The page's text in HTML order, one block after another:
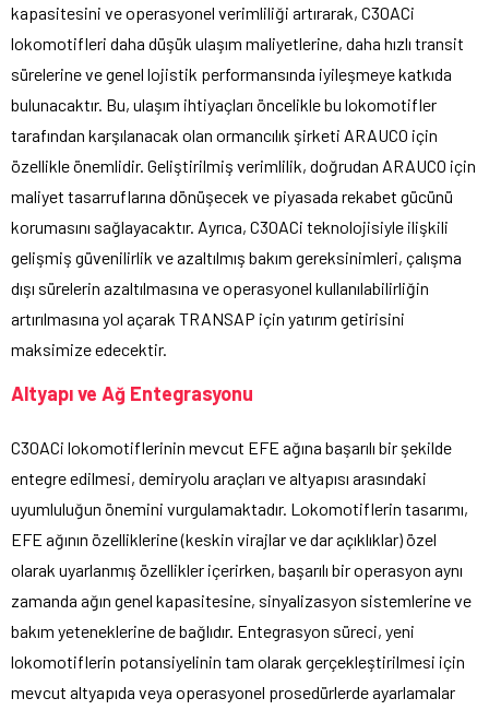
kapasitesini ve operasyonel verimliliği artırarak, C30ACi
lokomotifleri daha düşük ulaşım maliyetlerine, daha hızlı transit
sürelerine ve genel lojistik performansında iyileşmeye katkıda
bulunacaktır. Bu, ulaşım ihtiyaçları öncelikle bu lokomotifler
tarafından karşılanacak olan ormancılık şirketi ARAUCO için
özellikle önemlidir. Geliştirilmiş verimlilik, doğrudan ARAUCO için
maliyet tasarruflarına dönüşecek ve piyasada rekabet gücünü
korumasını sağlayacaktır. Ayrıca, C30ACi teknolojisiyle ilişkili
gelişmiş güvenilirlik ve azaltılmış bakım gereksinimleri, çalışma
dışı sürelerin azaltılmasına ve operasyonel kullanılabilirliğin
artırılmasına yol açarak TRANSAP için yatırım getirisini
maksimize edecektir.
Altyapı ve Ağ Entegrasyonu
C30ACi lokomotiflerinin mevcut EFE ağına başarılı bir şekilde
entegre edilmesi, demiryolu araçları ve altyapısı arasındaki
uyumluluğun önemini vurgulamaktadır. Lokomotiflerin tasarımı,
EFE ağının özelliklerine (keskin virajlar ve dar açıklıklar) özel
olarak uyarlanmış özellikler içerirken, başarılı bir operasyon aynı
zamanda ağın genel kapasitesine, sinyalizasyon sistemlerine ve
bakım yeteneklerine de bağlıdır. Entegrasyon süreci, yeni
lokomotiflerin potansiyelinin tam olarak gerçekleştirilmesi için
mevcut altyapıda veya operasyonel prosedürlerde ayarlamalar